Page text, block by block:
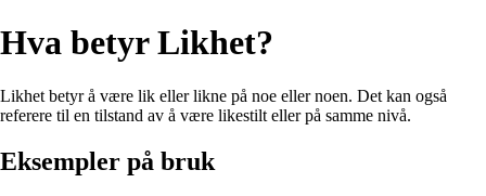
Hva betyr Likhet?
Likhet betyr å være lik eller likne på noe eller noen. Det kan også
referere til en tilstand av å være likestilt eller på samme nivå.
Eksempler på bruk